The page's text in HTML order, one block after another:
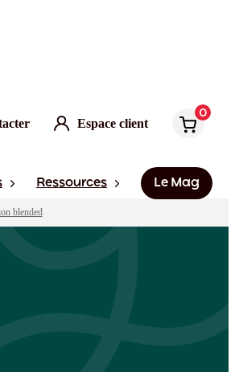
Espace client
0
Ressources Le Mag
blended